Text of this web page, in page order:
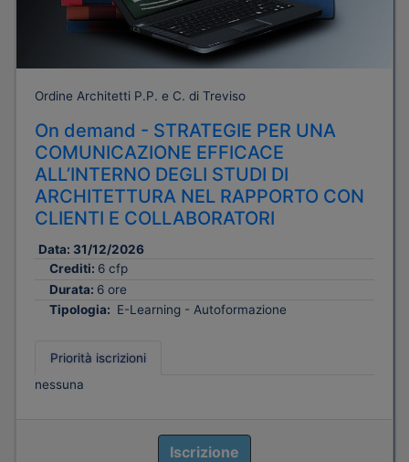
Ordine Architetti P.P. e C. di Treviso
On demand - STRATEGIE PER UNA
COMUNICAZIONE EFFICACE
ALL’INTERNO DEGLI STUDI DI
ARCHITETTURA NEL RAPPORTO CON
CLIENTI E COLLABORATORI
Data: 31/12/2026
Crediti: 6 cfp
Durata: 6 ore
Tipologia: E-Learning - Autoformazione
Priorità iscrizioni
nessuna
Iscrizione